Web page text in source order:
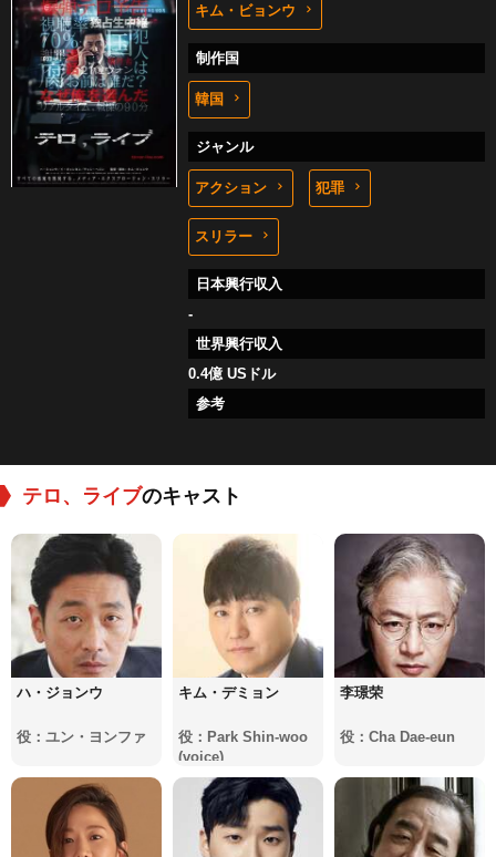
キム・ビョンウ
制作国
韓国
ジャンル
アクション 犯罪
スリラー
日本興行収入
-
世界興行収入
0.4億 USドル
参考
テロ、ライブのキャスト
ハ・ジョンウ
役：ユン・ヨンファ
キム・デミョン
役：Park Shin-woo
(voice)
李璟荣
役：Cha Dae-eun